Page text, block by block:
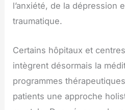
l’anxiété, de la dépression
traumatique.
Certains hôpitaux et
intègrent désormais la
programmes
patients une approche